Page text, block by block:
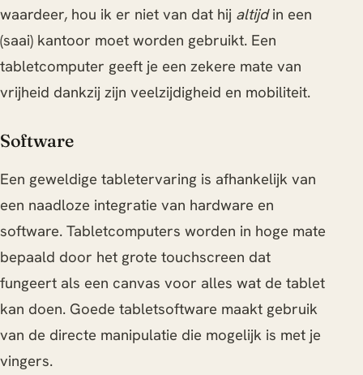
waardeer, hou ik er niet van dat hij altijdin een
(saai) kantoor moet worden gebruikt. Een
tabletcomputer geeft je een zekere mate van
vrijheid dankzij zijn veelzijdigheid en mobiliteit.
Software
Een geweldige tabletervaring is afhankelijk van
een naadloze integratie van hardware en
software. Tabletcomputers worden in hoge mate
bepaald door het grote touchscreen dat
fungeert als een canvas voor alles wat de tablet
kan doen. Goede tabletsoftware maakt gebruik
van de directe manipulatie die mogelijk is met je
vingers.